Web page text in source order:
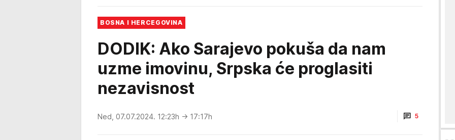
BOSNA I HERCEGOVINA
DODIK: Ako Sarajevo pokuša da nam
uzme imovinu, Srpska će proglasiti
nezavisnost
Ned, 07.07.2024. 12:23h → 17:17h 5